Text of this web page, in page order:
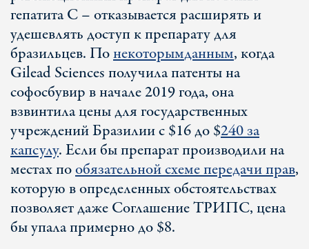
гепатита С – отказывается расширять и
удешевлять доступ к препарату для
бразильцев. Понекоторымданным, когда
Gilead Sciences получила патенты на
софосбувир в начале 2019 года, она
взвинтила цены для государственных
учреждений Бразилии с $16 до $240 за
капсулу. Если бы препарат производили на
местах пообязательной схеме передачи прав,
которую в определенных обстоятельствах
позволяет даже Соглашение ТРИПС, цена
бы упала примерно до $8.